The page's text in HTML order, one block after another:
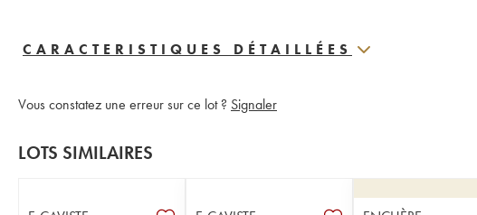
CARACTERISTIQUES DÉTAILLÉES
Vous constatez une erreur sur ce lot ? Signaler
LOTS SIMILAIRES